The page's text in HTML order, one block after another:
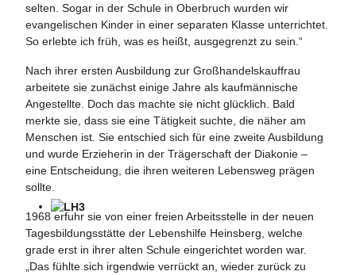
Gisela Johlke blickt zurück auf ein ereignisreiches Laben, das sie
(Foto: Lebenshilfe Heinsberg)
selten. Sogar in der Schule in Oberbruch wurden wir
evangelischen Kinder in einer separaten Klasse unterrichtet.
So erlebte ich früh, was es heißt, ausgegrenzt zu sein.“
Nach ihrer ersten Ausbildung zur Großhandelskauffrau
arbeitete sie zunächst einige Jahre als kaufmännische
Angestellte. Doch das machte sie nicht glücklich. Bald
merkte sie, dass sie eine Tätigkeit suchte, die näher am
Menschen ist. Sie entschied sich für eine zweite Ausbildung
und wurde Erzieherin in der Trägerschaft der Diakonie –
eine Entscheidung, die ihren weiteren Lebensweg prägen
sollte.
1968 erfuhr sie von einer freien Arbeitsstelle in der neuen
Tagesbildungsstätte der Lebenshilfe Heinsberg, welche
grade erst in ihrer alten Schule eingerichtet worden war.
„Das fühlte sich irgendwie verrückt an, wieder zurück zu